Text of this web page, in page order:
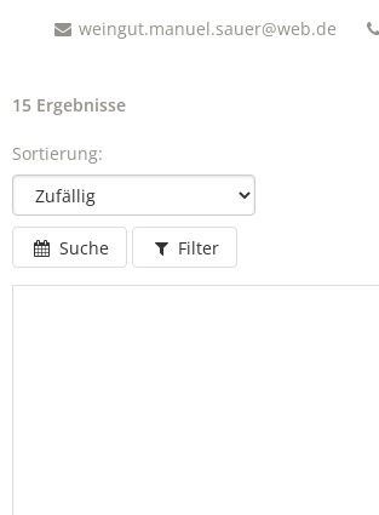
weingut.manuel.sauer@web.de
15 Ergebnisse
Sortierung:
Suche Filter